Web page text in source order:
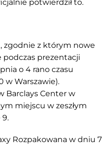
potwierdził to.
zgodnie z którym nowe
podczas prezentacji
o 4 rano czasu
w Warszawie).
Barclays Center w
miejscu w zeszłym
9.
Rozpakowana w dniu 7